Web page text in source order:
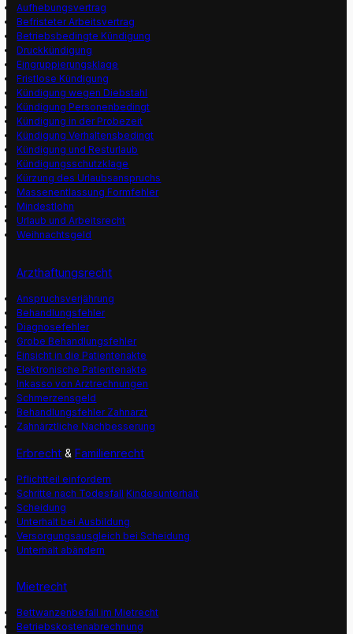
Aufhebungsvertrag
Befristeter Arbeitsvertrag
Betriebsbedingte Kündigung
Druckkündigung
Eingruppierungsklage
Fristlose Kündigung
Kündigung wegen Diebstahl
Kündigung Personenbedingt
Kündigung in der Probezeit
Kündigung Verhaltensbedingt
Kündigung und Resturlaub
Kündigungsschutzklage
Kürzung des Urlaubsanspruchs
Massenentlassung Formfehler
Mindestlohn
Urlaub und Arbeitsrecht
Weihnachtsgeld
Arzthaftungsrecht
Anspruchsverjährung
Behandlungsfehler
Diagnosefehler
Grobe Behandlungsfehler
Einsicht in die Patientenakte
Elektronische Patientenakte
Inkasso von Arztrechnungen
Schmerzensgeld
Behandlungsfehler Zahnarzt
Zahnärztliche Nachbesserung
Erbrecht &Familienrecht
Pflichtteil einfordern
Schritte nach Todesfall Kindesunterhalt
Scheidung
Unterhalt bei Ausbildung
Versorgungsausgleich bei Scheidung
Unterhalt abändern
Mietrecht
Bettwanzenbefall im Mietrecht
Betriebskostenabrechnung